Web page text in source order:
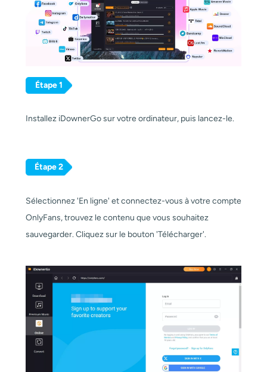
Étape 1
Installez iDownerGo sur votre ordinateur, puis lancez-le.
Étape 2
Sélectionnez 'En ligne' et connectez-vous à votre compte
OnlyFans, trouvez le contenu que vous souhaitez
sauvegarder. Cliquez sur le bouton 'Télécharger'.